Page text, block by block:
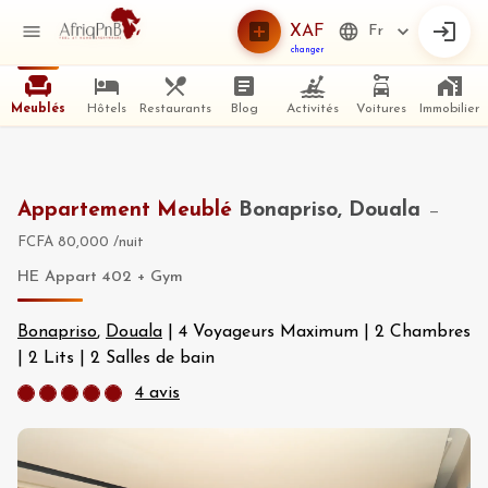
XAF
changer
Fr
Meublés Hôtels Restaurants Blog Activités Voitures Immobilier
Appartement Meublé Bonapriso, Douala —
FCFA 80,000 /nuit
HE Appart 402 + Gym
Bonapriso, Douala 4 Voyageurs Maximum
2 Chambres
2 Lits
2 Salles de bain
4 avis